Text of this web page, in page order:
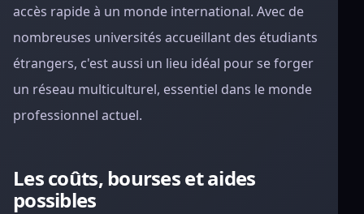
accès rapide à un monde international. Avec de
nombreuses universités accueillant des étudiants
étrangers, c'est aussi un lieu idéal pour se forger
un réseau multiculturel, essentiel dans le monde
professionnel actuel.
Les coûts, bourses et aides
possibles